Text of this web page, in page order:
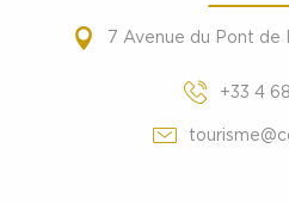
7 Avenue du Pont de
+33 4 68